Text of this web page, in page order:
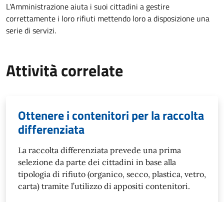
L'Amministrazione aiuta i suoi cittadini a gestire
correttamente i loro rifiuti mettendo loro a disposizione una
serie di servizi.
Attività correlate
Ottenere i contenitori per la raccolta
differenziata
La raccolta differenziata prevede una prima
selezione da parte dei cittadini in base alla
tipologia di rifiuto (organico, secco, plastica, vetro,
carta) tramite l’utilizzo di appositi contenitori.